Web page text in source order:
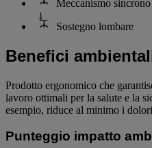
Meccanismo sincrono
Sostegno lombare
Benefici
Prodotto ergonomico che
lavoro ottimali per la salute e la
esempio, riduce al minimo i
Punteggio impatto